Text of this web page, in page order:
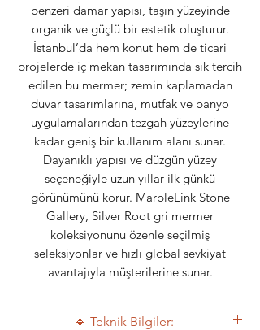
benzeri damar yapısı, taşın yüzeyinde
organik ve güçlü bir estetik oluşturur.
İstanbul’da hem konut hem de ticari
projelerde iç mekan tasarımında sık tercih
edilen bu mermer; zemin kaplamadan
duvar tasarımlarına, mutfak ve banyo
uygulamalarından tezgah yüzeylerine
kadar geniş bir kullanım alanı sunar.
Dayanıklı yapısı ve düzgün yüzey
seçeneğiyle uzun yıllar ilk günkü
görünümünü korur. MarbleLink Stone
Gallery, Silver Root gri mermer
koleksiyonunu özenle seçilmiş
seleksiyonlar ve hızlı global sevkiyat
avantajıyla müşterilerine sunar.
🔹 Teknik Bilgiler: